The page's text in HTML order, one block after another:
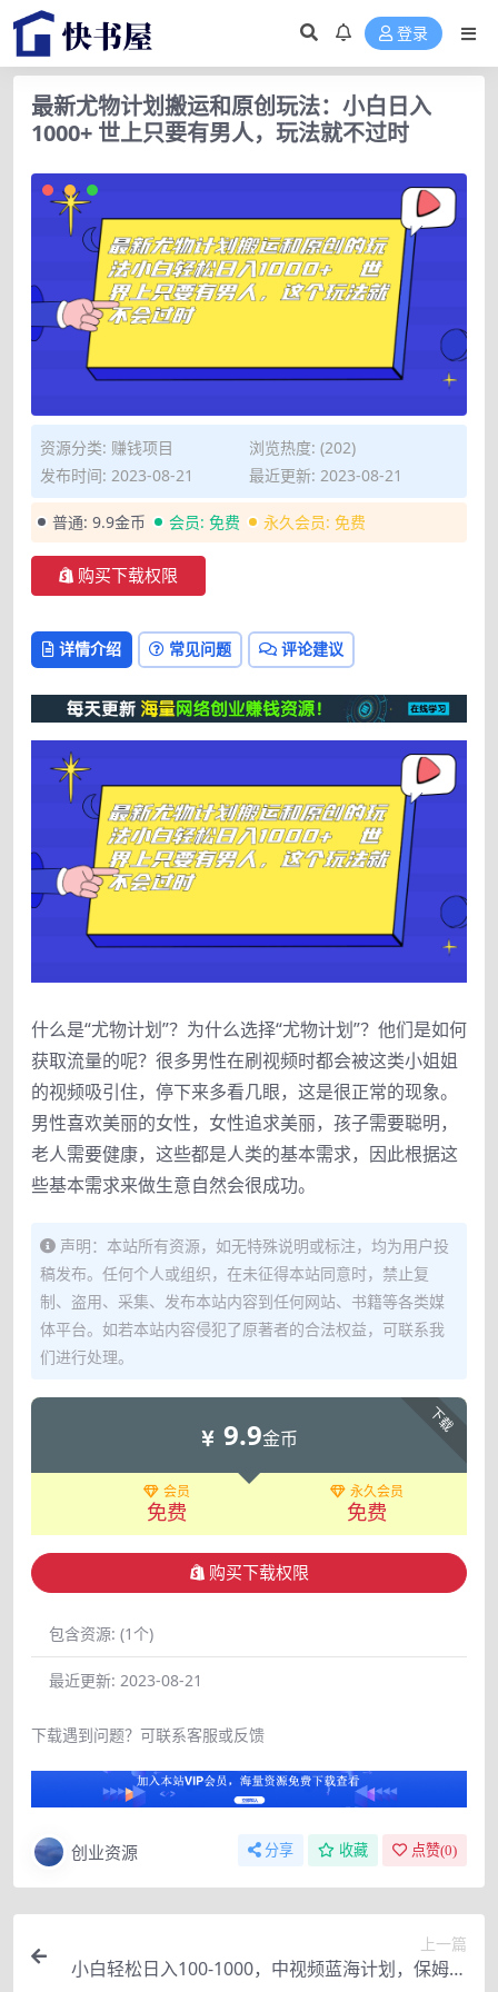
登录
最新尤物计划搬运和原创玩法：小白日入
1000+ 世上只要有男人，玩法就不过时
资源分类: 赚钱项目
浏览热度: (202)
发布时间: 2023-08-21
最近更新: 2023-08-21
普通: 9.9金币 会员: 免费 永久会员: 免费
购买下载权限
详情介绍 常见问题 评论建议
什么是“尤物计划”？为什么选择“尤物计划”？他们是如何
获取流量的呢？很多男性在刷视频时都会被这类小姐姐
的视频吸引住，停下来多看几眼，这是很正常的现象。
男性喜欢美丽的女性，女性追求美丽，孩子需要聪明，
老人需要健康，这些都是人类的基本需求，因此根据这
些基本需求来做生意自然会很成功。
声明：本站所有资源，如无特殊说明或标注，均为用户投
稿发布。任何个人或组织，在未征得本站同意时，禁止复
制、盗用、采集、发布本站内容到任何网站、书籍等各类媒
体平台。如若本站内容侵犯了原著者的合法权益，可联系我
们进行处理。
下载
9.9金币
会员
免费
永久会员
免费
购买下载权限
包含资源: (1个)
最近更新: 2023-08-21
下载遇到问题？可联系客服或反馈
创业资源 分享 收藏 点赞(0)
上一篇
小白轻松日入100-1000，中视频蓝海计划，保姆式